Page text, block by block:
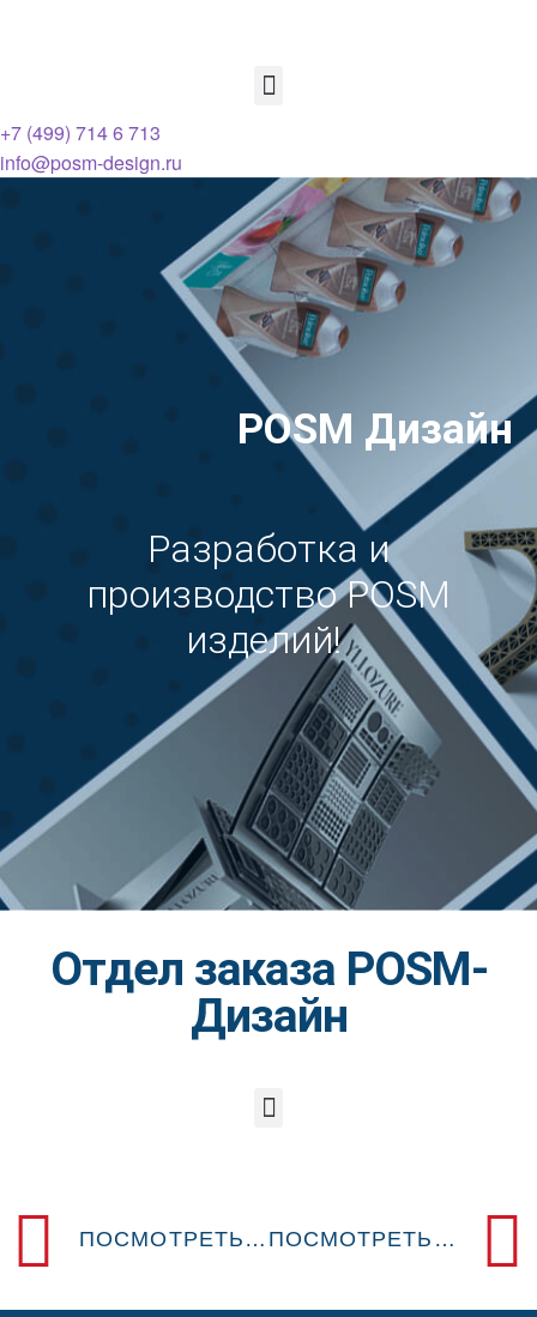
+7 (499) 714 6 713
info@posm-design.ru
POSM Дизайн
Разработка и
производство POSM
изделий!
Отдел заказа POSM-
Дизайн
ПОСМОТРЕТЬ ПРЕДЫДУЩИЙ POSM-ДИЗАЙН ПОСМОТРЕТЬ СЛЕДУЮЩИЙ POSM-ДИЗАЙН